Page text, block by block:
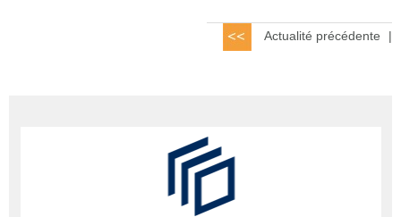
Actualité précédente |